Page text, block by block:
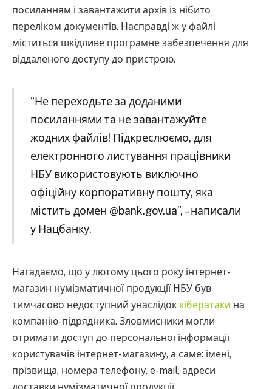
посиланням і завантажити архів із нібито
переліком документів. Насправді ж у файлі
міститься шкідливе програмне забезпечення для
віддаленого доступу до пристрою.
“Не переходьте за доданими
посиланнями та не завантажуйте
жодних файлів! Підкреслюємо, для
електронного листування працівники
НБУ використовують виключно
офіційну корпоративну пошту, яка
містить домен @bank.gov.ua”, – написали
у Нацбанку.
Нагадаємо, що у лютому цього року інтернет-
магазин нумізматичної продукції НБУ був
тимчасово недоступний унаслідок кібератаки на
компанію-підрядника. Зловмисники могли
отримати доступ до персональної інформації
користувачів інтернет-магазину, а саме: імені,
прізвища, номера телефону, e-mail, адреси